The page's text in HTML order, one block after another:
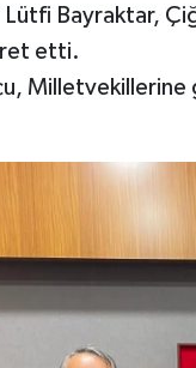
Bayraktar,
etti.